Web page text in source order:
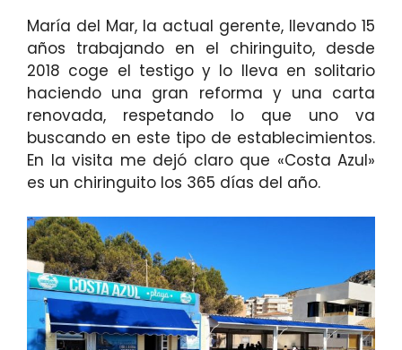
María del Mar, la actual gerente, llevando 15
años trabajando en el chiringuito, desde
2018 coge el testigo y lo lleva en solitario
haciendo una gran reforma y una carta
renovada, respetando lo que uno va
buscando en este tipo de establecimientos.
En la visita me dejó claro que «Costa Azul»
es un chiringuito los 365 días del año.